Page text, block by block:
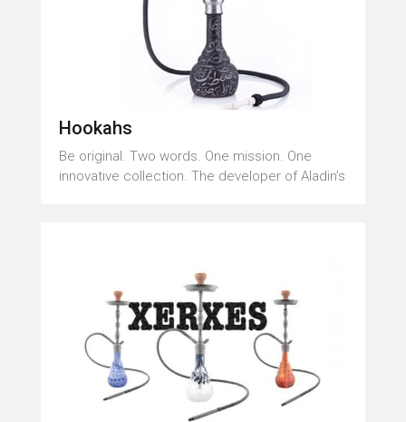
Hookahs
Be original. Two words. One mission. One
innovative collection. The developer of Aladin’s